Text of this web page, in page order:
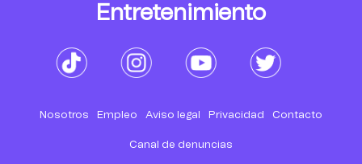
Entretenimiento
Nosotros Empleo Aviso legal Privacidad Contacto
Canal de denuncias